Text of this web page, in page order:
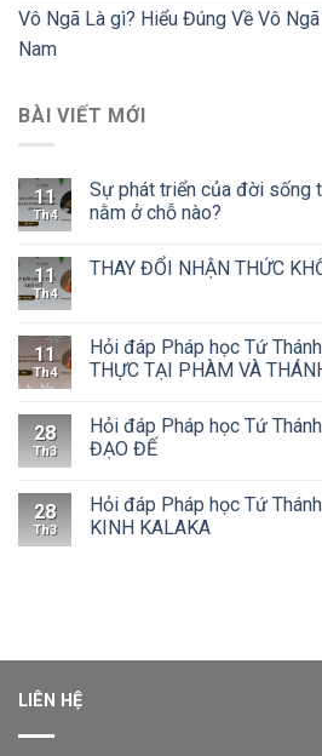
Vô Ngã Là gì? Hiểu Đúng Về Vô
Nam
BÀI VIẾT MỚI
11
Th4
Sự phát triển của đời sống
nằm ở chỗ nào?
11
Th4
THAY ĐỔI NHẬN THỨC
11
Th4
Hỏi đáp Pháp học Tứ
THỰC TẠI PHÀM VÀ
28
Th3
Hỏi đáp Pháp học Tứ
ĐẠO ĐẾ
28
Th3
Hỏi đáp Pháp học Tứ
KINH KALAKA
LIÊN HỆ